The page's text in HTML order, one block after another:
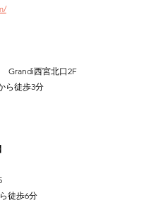
Grandi西宮北口2F
ら徒歩3分
徒歩6分